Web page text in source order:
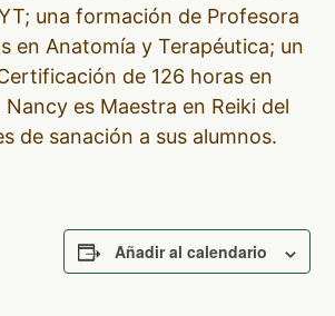
una formación de Profesora
en Anatomía y Terapéutica; un
de 126 horas en
es Maestra en Reiki del
de sanación a sus alumnos.
Añadir al calendario